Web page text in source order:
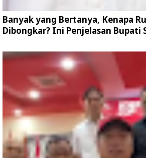
Banyak yang Bertanya, Kenapa
Dibongkar? Ini Penjelasan Bupati